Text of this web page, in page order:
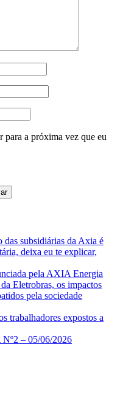
para a próxima vez que eu
das subsidiárias da Axia é
deixa eu te explicar,
pela AXIA Energia
Eletrobras, os impactos
pela sociedade
trabalhadores expostos a
– 05/06/2026